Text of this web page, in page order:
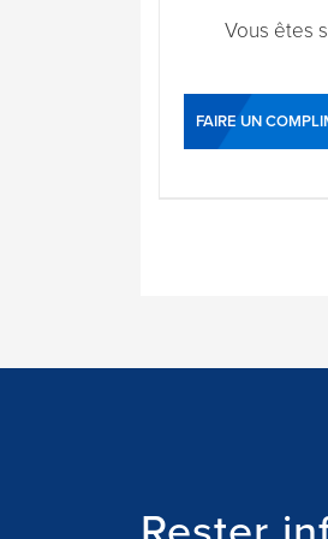
Vous êtes
FAIRE UN